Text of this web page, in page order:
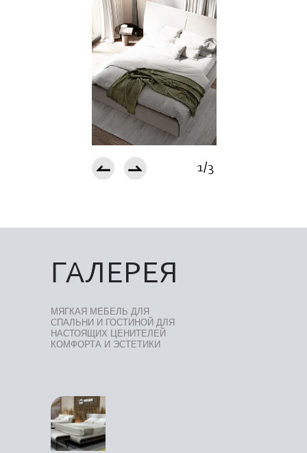
1/3
МЯГКАЯ МЕБЕЛЬ ДЛЯ
СПАЛЬНИ И ГОСТИНОЙ ДЛЯ
НАСТОЯЩИХ ЦЕНИТЕЛЕЙ
КОМФОРТА И ЭСТЕТИКИ
ГАЛЕРЕЯ